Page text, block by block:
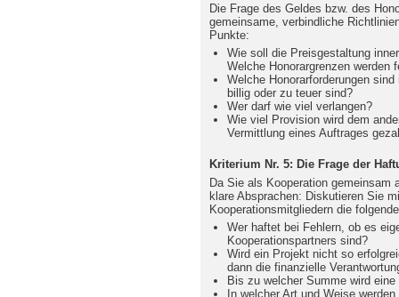
Die Frage des Geldes bzw. des
gemeinsame, verbindliche
Punkte:
Wie soll die Preisgestaltung
Welche Honorargrenzen werden
Welche Honorarforderungen
billig oder zu teuer sind?
Wer darf wie viel verlangen?
Wie viel Provision wird dem
Vermittlung eines Auftrages
Kriterium Nr. 5: Die Frage der
Da Sie als Kooperation gemeinsam
klare Absprachen: Diskutieren Sie
Kooperationsmitgliedern die
Wer haftet bei Fehlern, ob es
Kooperationspartners sind?
Wird ein Projekt nicht so
dann die finanzielle
Bis zu welcher Summe wird
In welcher Art und Weise